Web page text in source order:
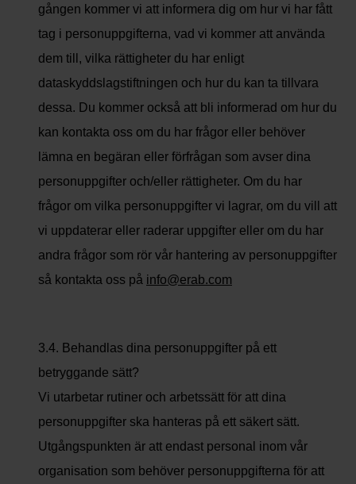
gången kommer vi att informera dig om hur vi har fått
tag i personuppgifterna, vad vi kommer att använda
dem till, vilka rättigheter du har enligt
dataskyddslagstiftningen och hur du kan ta tillvara
dessa. Du kommer också att bli informerad om hur du
kan kontakta oss om du har frågor eller behöver
lämna en begäran eller förfrågan som avser dina
personuppgifter och/eller rättigheter. Om du har
frågor om vilka personuppgifter vi lagrar, om du vill att
vi uppdaterar eller raderar uppgifter eller om du har
andra frågor som rör vår hantering av personuppgifter
så kontakta oss på info@erab.com
3.4. Behandlas dina personuppgifter på ett
betryggande sätt?
Vi utarbetar rutiner och arbetssätt för att dina
personuppgifter ska hanteras på ett säkert sätt.
Utgångspunkten är att endast personal inom vår
organisation som behöver personuppgifterna för att